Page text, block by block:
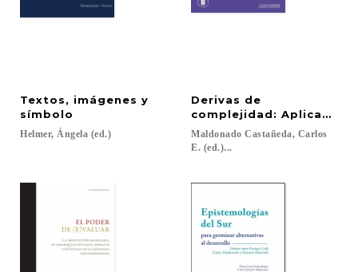
Textos, imágenes y
símbolo
Helmer, Ángela (ed.)
Derivas de
complejidad:
Maldonado Castañeda, Carlos
E. (ed.)...